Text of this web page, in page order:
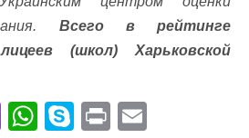
Всего в рейтинге
(школ) Харьковской
Vi W S Pr